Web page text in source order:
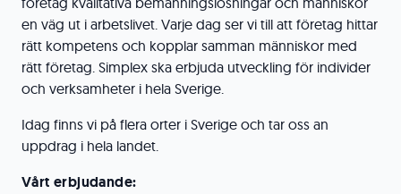
en väg ut i arbetslivet. Varje dag ser vi till att företag hittar
rätt kompetens och kopplar samman människor med
rätt företag. Simplex ska erbjuda utveckling för individer
och verksamheter i hela Sverige.
Idag finns vi på flera orter i Sverige och tar oss an
uppdrag i hela landet.
Vårt erbjudande: